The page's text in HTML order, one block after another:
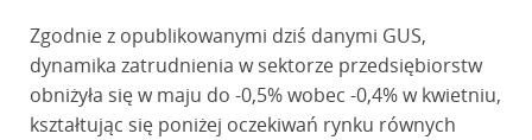
Zgodnie z opublikowanymi dziś danymi GUS,
dynamika zatrudnienia w sektorze przedsiębiorstw
obniżyła się w maju do -0,5% wobec -0,4% w kwietniu,
kształtując się poniżej oczekiwań rynku równych